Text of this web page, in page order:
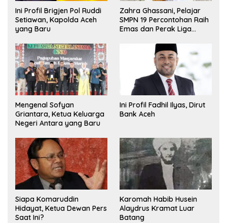
Ini Profil Brigjen Pol Ruddi
Setiawan, Kapolda Aceh
yang Baru
Zahra Ghassani, Pelajar
SMPN 19 Percontohan Raih
Emas dan Perak Liga
Mengenal Sofyan
Griantara, Ketua Keluarga
Negeri Antara yang Baru
Ini Profil Fadhil Ilyas, Dirut
Bank Aceh
Siapa Komaruddin
Hidayat, Ketua Dewan Pers
Saat Ini?
Karomah Habib Husein
Alaydrus Kramat Luar
Batang